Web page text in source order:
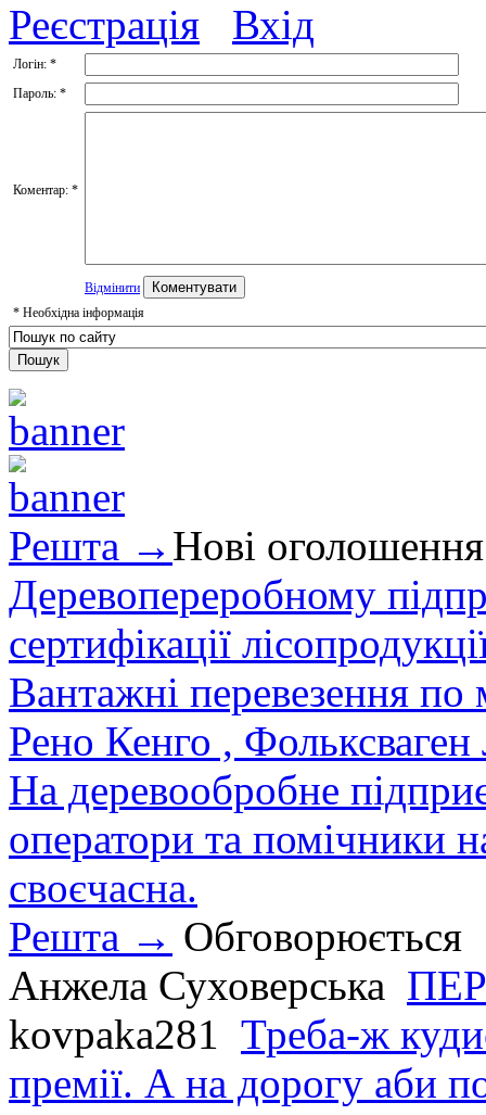
Реєстрація Вхід
Логін: *
Пароль: *
Коментар: *
Відмінити
* Необхідна інформація
Решта → Нові оголошення
Деревопереробному
сертифікації
Вантажні перевезення по
Рено Кенго ,
На деревообробне
оператори та помічники
своєчасна.
Решта → Обговорюється
Анжела Суховерська
kovpaka281 Треба-ж
премії. А на дорогу аби